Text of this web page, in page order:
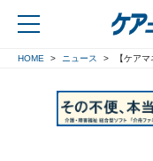
HOME ニュース 【ケア